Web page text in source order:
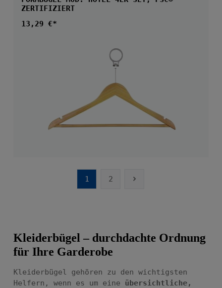
ZERTIFIZIERT
Regulärer Preis:
13,29 €*
Seite
1
Seite
2
Kleiderbügel – durchdachte Ordnung
für Ihre Garderobe
Kleiderbügel gehören zu den wichtigsten
Helfern, wenn es um eine übersichtliche,